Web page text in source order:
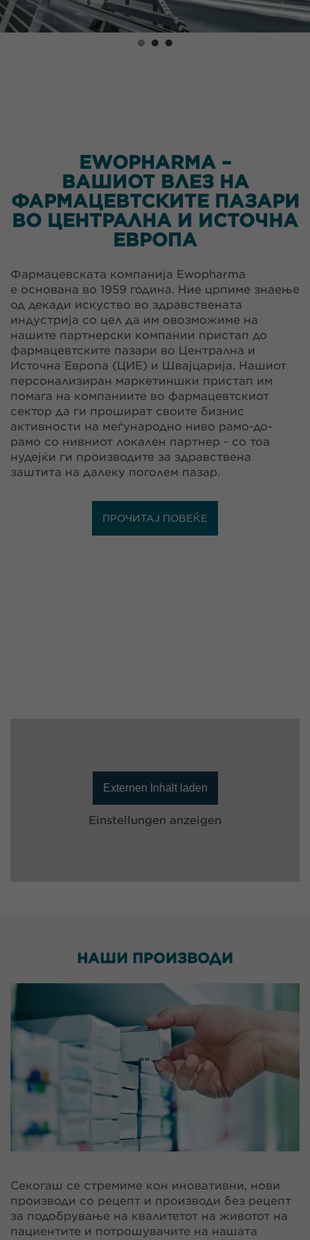
EWOPHARMA –
ВАШИОТ ВЛЕЗ НА
ФАРМАЦЕВТСКИТЕ ПАЗАРИ
ВО ЦЕНТРАЛНА И ИСТОЧНА
ЕВРОПА
Фармацевската компанија Ewopharma
е основана во 1959 година. Ние црпиме знаење
од декади искуство во здравствената
индустрија со цел да им овозможиме на
нашите партнерски компании пристап до
фармацевтските пазари во Централна и
Источна Европа (ЦИЕ) и Швајцарија. Нашиот
персонализиран маркетиншки пристап им
помага на компаниите во фармацевтскиот
сектор да ги прошират своите бизнис
активности на меѓународно ниво рамо-до-
рамо со нивниот локален партнер - со тоа
нудејќи ги производите за здравствена
заштита на далеку поголем пазар.
ПРОЧИТАЈ ПОВЕЌЕ
Externen Inhalt laden
Einstellungen anzeigen
НАШИ ПРОИЗВОДИ
Секогаш се стремиме кон иновативни, нови
производи со рецепт и производи без рецепт
за подобрување на квалитетот на животот на
пациентите и потрошувачите на нашата